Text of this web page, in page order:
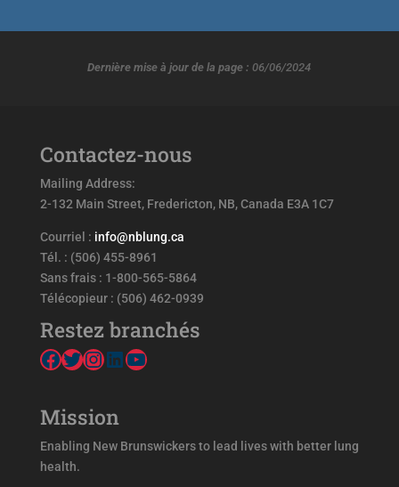
Dernière mise à jour de la page : 06/06/2024
Contactez-nous
Mailing Address:
2-132 Main Street, Fredericton, NB, Canada E3A 1C7
Courriel : info@nblung.ca
Tél. : (506) 455-8961
Sans frais : 1-800-565-5864
Télécopieur : (506) 462-0939
Restez branchés
Facebook
Twitter
Instagram
LinkedIn
YouTube
Mission
Enabling New Brunswickers to lead lives with better lung
health.